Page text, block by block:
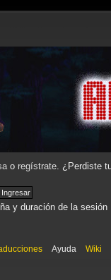
o regístrate. ¿Perdiste
y duración de la sesión
Ayuda Wiki